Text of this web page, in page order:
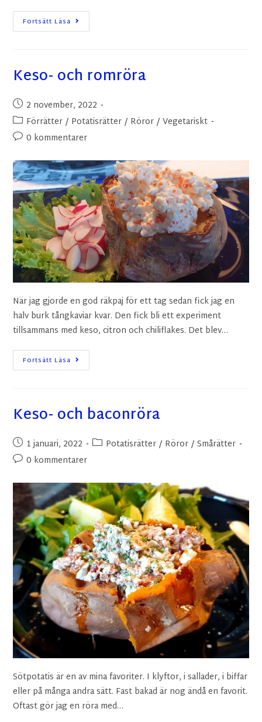
Fortsätt Läsa
Keso- och romröra
2 november, 2022
Förrätter / Potatisrätter / Röror / Vegetariskt
0 kommentarer
När jag gjorde en god räkpaj för ett tag sedan fick jag en
halv burk tångkaviar kvar. Den fick bli ett experiment
tillsammans med keso, citron och chiliflakes. Det blev…
Fortsätt Läsa
Keso- och baconröra
1 januari, 2022 Potatisrätter / Röror / Smårätter
0 kommentarer
Sötpotatis är en av mina favoriter. I klyftor, i sallader, i biffar
eller på många andra sätt. Fast bakad är nog ändå en favorit.
Oftast gör jag en röra med…